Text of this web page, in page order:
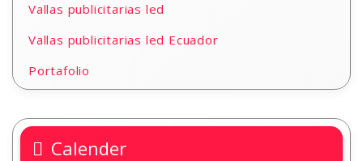
Vallas publicitarias led
Vallas publicitarias led Ecuador
Portafolio
Calender